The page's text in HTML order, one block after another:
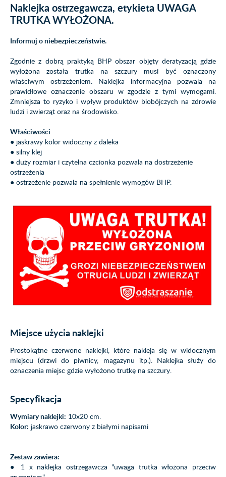
Naklejka ostrzegawcza, etykieta UWAGA
TRUTKA WYŁOŻONA.
Informuj o niebezpieczeństwie.
Zgodnie z dobrą praktyką BHP obszar objęty deratyzacją gdzie
wyłożona została trutka na szczury musi być oznaczony
właściwym ostrzeżeniem. Naklejka informacyjna pozwala na
prawidłowe oznaczenie obszaru w zgodzie z tymi wymogami.
Zmniejsza to ryzyko i wpływ produktów biobójczych na zdrowie
ludzi i zwierząt oraz na środowisko.
Właściwości
● jaskrawy kolor widoczny z daleka
● silny klej
● duży rozmiar i czytelna czcionka pozwala na dostrzeżenie
ostrzeżenia
● ostrzeżenie pozwala na spełnienie wymogów BHP.
Miejsce użycia naklejki
Prostokątne czerwone naklejki, które nakleja się w widocznym
miejscu (drzwi do piwnicy, magazynu itp.). Naklejka służy do
oznaczenia miejsc gdzie wyłożono trutkę na szczury.
Specyfikacja
Wymiary naklejki: 10x20 cm.
Kolor: jaskrawo czerwony z białymi napisami
Zestaw zawiera:
● 1 x naklejka ostrzegawcza "uwaga trutka włożona przeciw